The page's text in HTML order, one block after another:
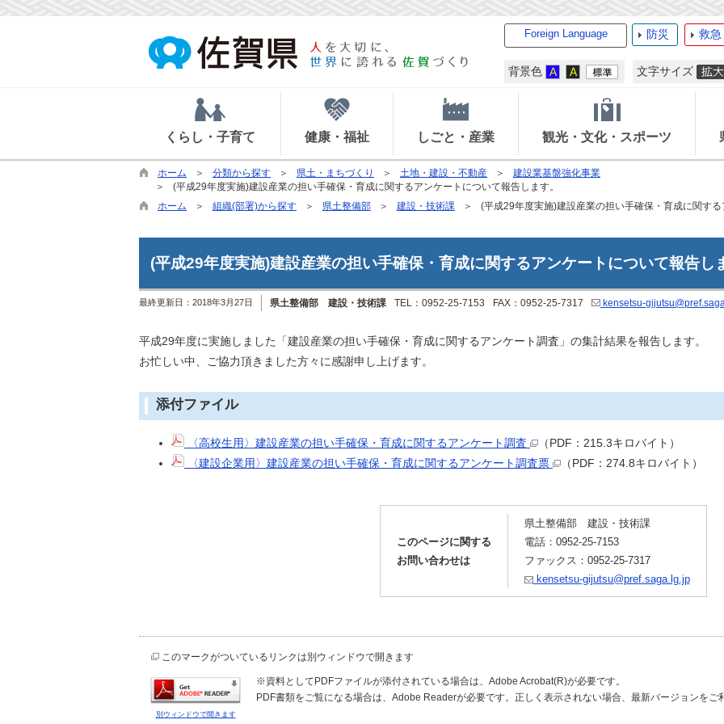
Foreign Language 防災 救急
背景色 文字サイズ
くらし・子育て 健康・福祉 しごと・産業 観光・文化・スポーツ
ホーム 分類から探す 県土・まちづくり 土地・建設・不動産
建設業基盤強化事業
(平成29年度実施)建設産業の担い手確保・育成に関するアンケートについて報告します。
ホーム
組織(部署)から探す 県土整備部 建設・技術課 (平成29年度実施)建設産業の担い手確保・育成に関する
(平成29年度実施)建設産業の担い手確保・育成に関するアンケートについて報告し
最終更新日： 2018年3月27日 県土整備部 建設・技術課 TEL：0952-25-7153 FAX：0952-25-7317 kensetsu-
平成29年度に実施しました「建設産業の担い手確保・育成に関するアンケート調査」の集計結果を報告します。
お忙しい中、ご協力頂きました方々に感謝申し上げます。
添付ファイル
〈高校生用〉建設産業の担い手確保・育成に関するアンケート調査
（PDF：215.3キロバイト）
〈建設企業用〉建設産業の担い手確保・育成に関するアンケート調査票
（PDF：274.8キロバイト）
このページに関する
お問い合わせは
県土整備部 建設・技術課
電話：0952-25-7153
ファックス：0952-25-7317
kensetsu-gijutsu@pref.saga.lg.jp
このマークがついているリンクは別ウィンドウで開きます
別ウィンドウで開きます
※資料としてPDFファイルが添付されている場合は、Adobe Acrobat(R)が必要です。
PDF書類をご覧になる場合は、Adobe Readerが必要です。正しく表示されない場合、最新バージョンをご